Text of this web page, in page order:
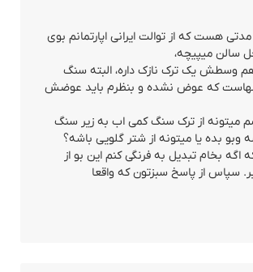
هست که از توالت ایرانی اپارتمانم بوی
سالن میپیچه،
وسطش یک ترک نازک داره، البته سنگ
که عوض نشده و بنظرم باید عوضش
میتونه از ترک سنگ کمی اب به زیر سنگ
وبو بده یا میتونه از شتر گلویی باشه؟
اگه بخام تبدیل به فرنگی کنم این بو از
سپاس از پاسخ سبزتون که واقعا